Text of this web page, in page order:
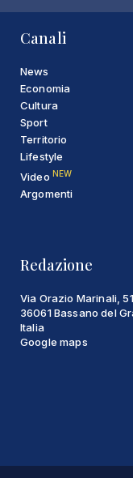
Canali
News
Economia
Cultura
Sport
Territorio
Lifestyle
Video NEW
Argomenti
Redazione
Via Orazio Marinali,
36061 Bassano del
Italia
Google maps